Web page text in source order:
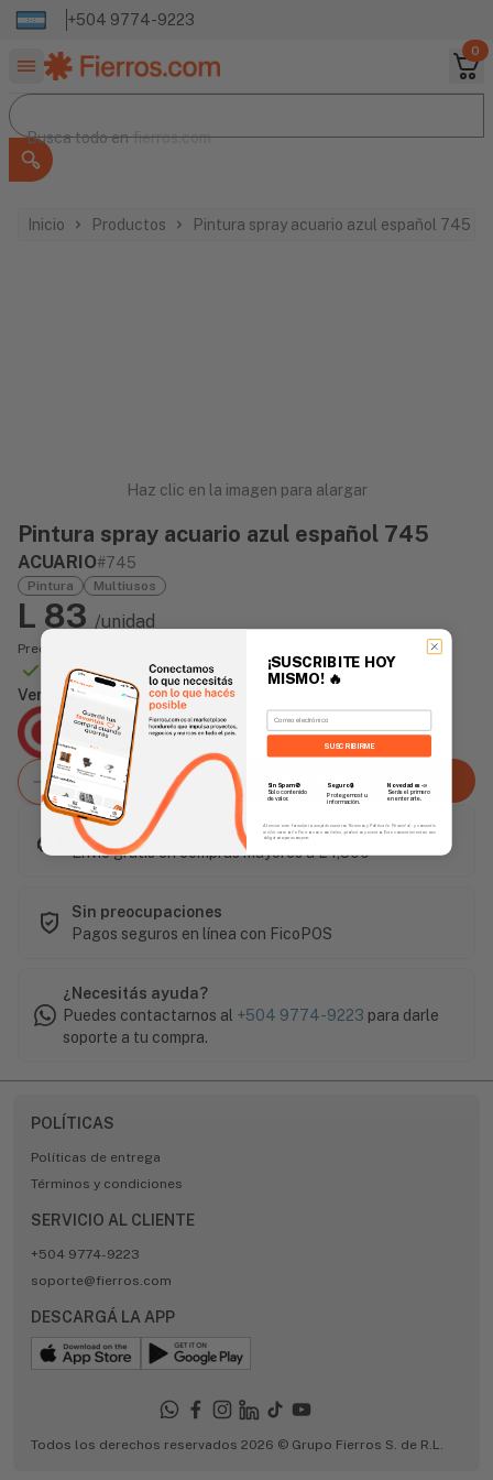
+504 9774-9223
0
Buscar productos
Busca todo en
Busca todo enfierros.com
Inicio Productos Pintura spray acuario azul español 745
Haz clic en la imagen para alargar
Pintura spray acuario azul español 745
ACUARIO#745
Pintura Multiusos
L 83 /unidad
Precio incluye impuesto sobre ventas
Disponible Online
Vendido Por:
Agencia Global
2 días - Tiempo de Entrega Promedio
Agregar al carrito
Este artículo es popular
Envío gratis en compras mayores a L 1,500
Sin preocupaciones
Pagos seguros en línea con FicoPOS
¿Necesitás ayuda?
Puedes contactarnos al +504 9774-9223 para darle
soporte a tu compra.
POLÍTICAS
Políticas de entrega
Términos y condiciones
SERVICIO AL CLIENTE
+504 9774-9223
soporte@fierros.com
DESCARGÁ LA APP
Todos los derechos reservados 2026 © Grupo Fierros S. de R.L.
¡SUSCRIBITE HOY
MISMO! 🔥
Email
SUSCRIBIRME
Sin Spam 🚫
Solo contenido
de valor.
Seguro 🔒
Protegemos tu
información.
Novedades📣
Serás el primero
en enterarte.
Al enviar este formulario, aceptás nuestros Términos y Política de Privacidad, y consentís
recibir correos de Fierros con novedades, productos y eventos. Este consentimiento no es
obligatorio para comprar.